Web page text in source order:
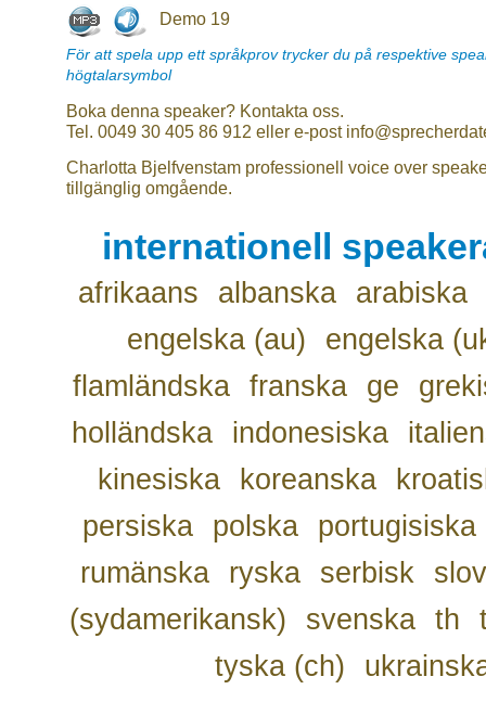
Demo 19
För att spela upp ett språkprov trycker du på respektive
högtalarsymbol
Boka denna speaker? Kontakta oss.
Tel. 0049 30 405 86 912 eller e-post
Charlotta Bjelfvenstam professionell voice over
tillgänglig omgående.
internationell
afrikaans albanska
arabiska
engelska (au)
engelska
flamländska franska ge
holländska
indonesiska
kinesiska
koreanska
persiska
polska
portugisiska
rumänska
ryska serbisk
(sydamerikansk)
svenska th
tyska (ch)